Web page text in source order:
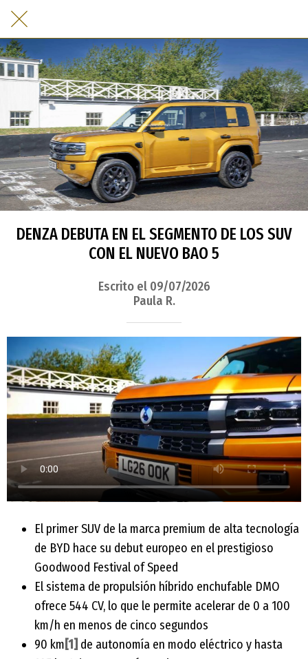
DENZA DEBUTA EN EL SEGMENTO DE LOS SUV
CON EL NUEVO BAO 5
Escrito el 09/07/2026
Paula R.
El primer SUV de la marca premium de alta tecnología
de BYD hace su debut europeo en el prestigioso
Goodwood Festival of Speed
El sistema de propulsión híbrido enchufable DMO
ofrece 544 CV, lo que le permite acelerar de 0 a 100
km/h en menos de cinco segundos
90 km [1] de autonomía en modo eléctrico y hasta